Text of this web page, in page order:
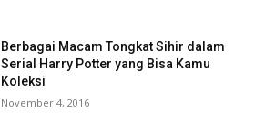
Berbagai Macam Tongkat Sihir dalam
Serial Harry Potter yang Bisa Kamu
Koleksi
November 4, 2016